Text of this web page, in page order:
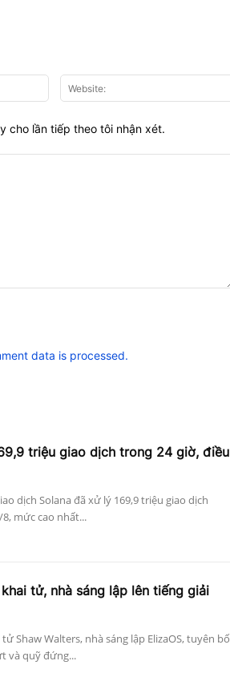
Email:*
cho lần tiếp theo tôi nhận xét.
data is processed.
triệu giao dịch trong 24 giờ, điều
dịch Solana đã xử lý 169,9 triệu giao dịch
mức cao nhất...
tử, nhà sáng lập lên tiếng giải
Shaw Walters, nhà sáng lập ElizaOS, tuyên bố
và quỹ đứng...